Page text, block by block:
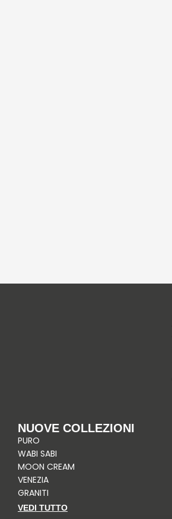
NUOVE COLLEZIONI
PURO
WABI SABI
MOON CREAM
VENEZIA
GRANITI
VEDI TUTTO